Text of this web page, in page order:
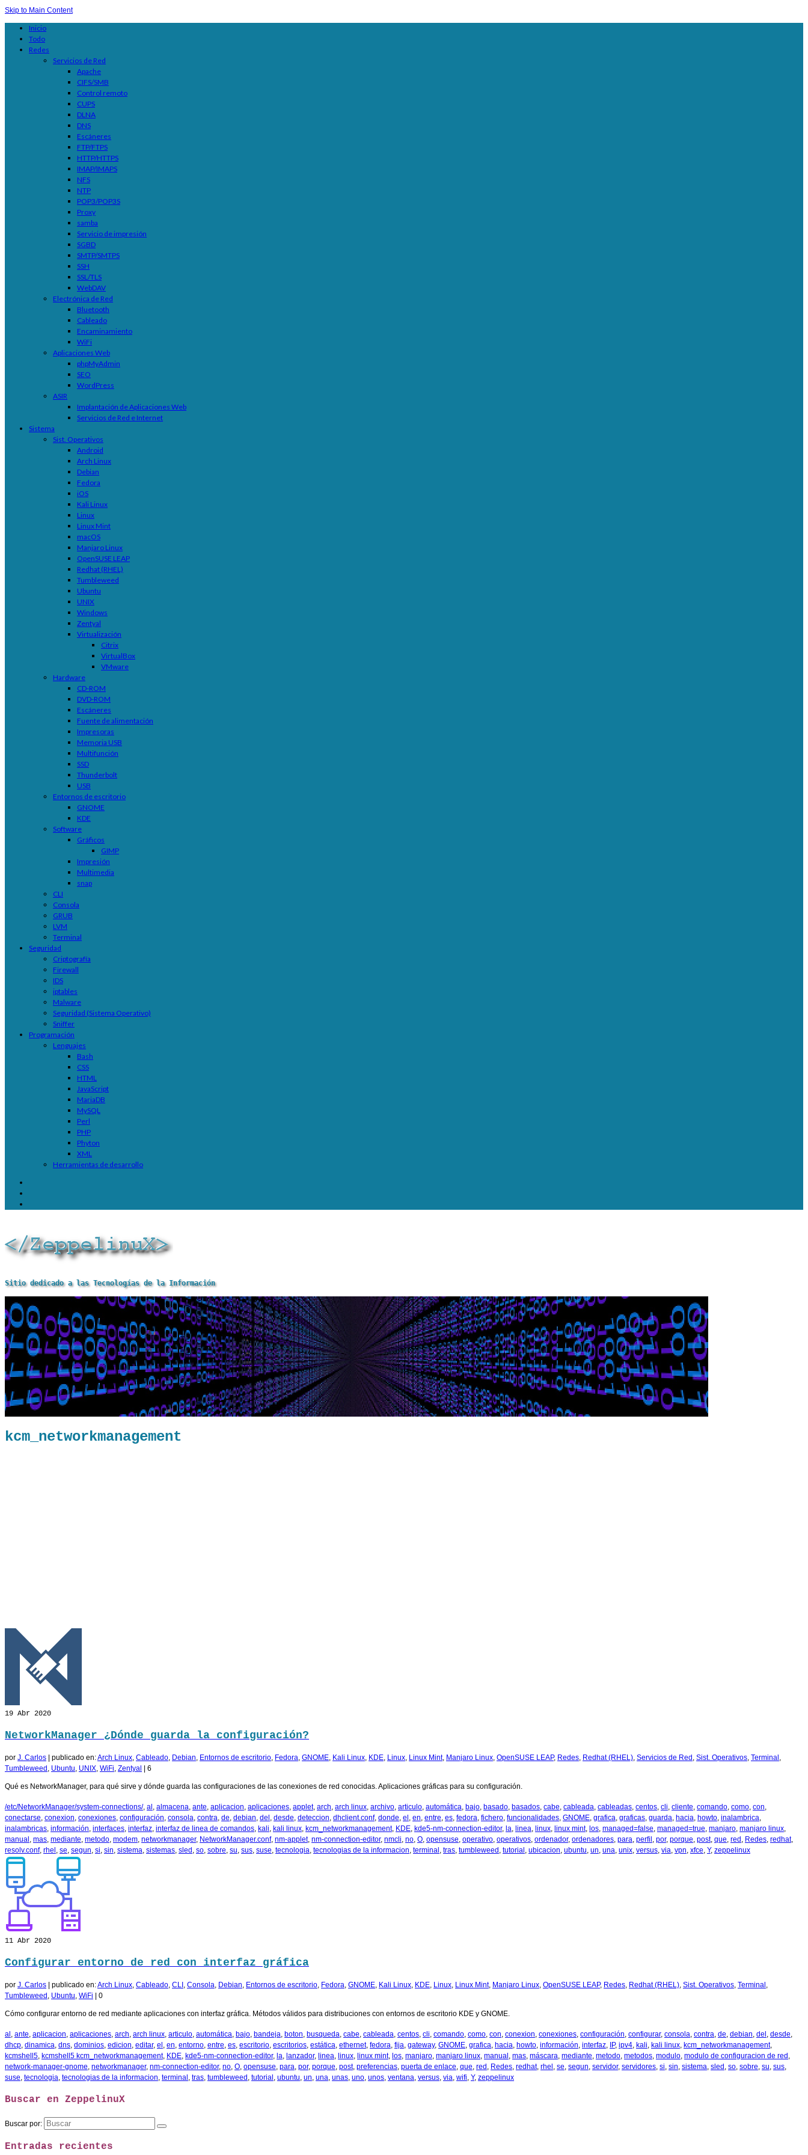
Skip to Main Content
Inicio
Todo
Redes
Servicios de Red
Apache
CIFS/SMB
Control remoto
CUPS
DLNA
DNS
Escáneres
FTP/FTPS
HTTP/HTTPS
IMAP/IMAPS
NFS
NTP
POP3/POP3S
Proxy
samba
Servicio de impresión
SGBD
SMTP/SMTPS
SSH
SSL/TLS
WebDAV
Electrónica de Red
Bluetooth
Cableado
Encaminamiento
WiFi
Aplicaciones Web
phpMyAdmin
SEO
WordPress
ASIR
Implantación de Aplicaciones Web
Servicios de Red e Internet
Sistema
Sist. Operativos
Android
Arch Linux
Debian
Fedora
iOS
Kali Linux
Linux
Linux Mint
macOS
Manjaro Linux
OpenSUSE LEAP
Redhat (RHEL)
Tumbleweed
Ubuntu
UNIX
Windows
Zentyal
Virtualización
Citrix
VirtualBox
VMware
Hardware
CD-ROM
DVD-ROM
Escáneres
Fuente de alimentación
Impresoras
Memoria USB
Multifunción
SSD
Thunderbolt
USB
Entornos de escritorio
GNOME
KDE
Software
Gráficos
GIMP
Impresión
Multimedia
snap
CLI
Consola
GRUB
LVM
Terminal
Seguridad
Criptografía
Firewall
IDS
iptables
Malware
Seguridad (Sistema Operativo)
Sniffer
Programación
Lenguajes
Bash
CSS
HTML
JavaScript
MariaDB
MySQL
Perl
PHP
Phyton
XML
Herramientas de desarrollo
Sitio dedicado a las Tecnologías de la Información
kcm_networkmanagement
19 Abr 2020
NetworkManager ¿Dónde guarda la configuración?
por J. Carlos publicado en:Arch Linux, Cableado, Debian, Entornos de escritorio, Fedora, GNOME, Kali Linux, KDE, Linux, Linux Mint, Manjaro Linux, OpenSUSE LEAP, Redes, Redhat (RHEL), Servicios de Red , Sist. Operativos, Terminal ,
Tumbleweed , Ubuntu, UNIX, WiFi, Zentyal 6
Qué es NetworkManager, para qué sirve y dónde guarda las configuraciones de las conexiones de red conocidas. Aplicaciones gráficas para su configuración.
/etc/NetworkManager/system-connections/, al , almacena, ante, aplicacion, aplicaciones, applet, arch, arch linux, archivo, articulo, automática, bajo, basado, basados, cabe, cableada, cableadas, centos, cli, cliente, comando, como, con,
conectarse, conexion, conexiones, configuración, consola, contra, de, debian, del , desde, deteccion, dhclient.conf, donde, el , en, entre, es, fedora, fichero, funcionalidades, GNOME, grafica, graficas, guarda, hacia, howto, inalambrica,
inalambricas, información, interfaces, interfaz, interfaz de linea de comandos, kali, kali linux, kcm_networkmanagement, KDE, kde5-nm-connection-editor, la, linea, linux, linux mint, los, managed=false, managed=true, manjaro, manjaro linux,
manual , mas, mediante, metodo, modem, networkmanager, NetworkManager.conf, nm-applet, nm-connection-editor, nmcli, no, O, opensuse, operativo, operativos, ordenador, ordenadores, para, perfil , por, porque, post, que, red , Redes, redhat,
resolv.conf, rhel , se, segun, si, sin, sistema, sistemas, sled , so, sobre, su, sus, suse, tecnologia, tecnologias de la informacion, terminal , tras, tumbleweed , tutorial , ubicacion, ubuntu, un, una, unix, versus, via, vpn, xfce, Y, zeppelinux
11 Abr 2020
Configurar entorno de red con interfaz gráfica
por J. Carlos publicado en:Arch Linux, Cableado, CLI , Consola, Debian, Entornos de escritorio, Fedora, GNOME, Kali Linux, KDE, Linux, Linux Mint, Manjaro Linux, OpenSUSE LEAP, Redes, Redhat (RHEL), Sist. Operativos, Terminal ,
Tumbleweed , Ubuntu, WiFi 0
Cómo configurar entorno de red mediante aplicaciones con interfaz gráfica. Métodos válidos para distribuciones con entornos de escritorio KDE y GNOME.
al , ante, aplicacion, aplicaciones, arch, arch linux, articulo, automática, bajo, bandeja, boton, busqueda, cabe, cableada, centos, cli, comando, como, con, conexion, conexiones, configuración, configurar, consola, contra, de, debian, del , desde,
dhcp, dinamica, dns, dominios, edicion, editar, el , en, entorno, entre, es, escritorio, escritorios, estática, ethernet, fedora, fija, gateway, GNOME, grafica, hacia, howto, información, interfaz, IP, ipv4, kali, kali linux, kcm_networkmanagement,
kcmshell5, kcmshell5 kcm_networkmanagement, KDE, kde5-nm-connection-editor, la, lanzador, linea, linux, linux mint, los, manjaro, manjaro linux, manual , mas, máscara, mediante, metodo, metodos, modulo, modulo de configuracion de red ,
network-manager-gnome, networkmanager, nm-connection-editor, no, O, opensuse, para, por, porque, post, preferencias, puerta de enlace, que, red , Redes, redhat, rhel , se, segun, servidor, servidores, si, sin, sistema, sled , so, sobre, su, sus,
suse, tecnologia, tecnologias de la informacion, terminal , tras, tumbleweed , tutorial , ubuntu, un, una, unas, uno, unos, ventana, versus, via, wifi, Y, zeppelinux
Buscar en ZeppelinuX
Buscar por:
Entradas recientes